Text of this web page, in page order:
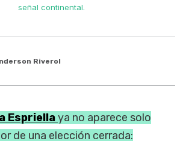
señal continental.
Riverol
Espriellaya no aparece solo
de una elección cerrada: